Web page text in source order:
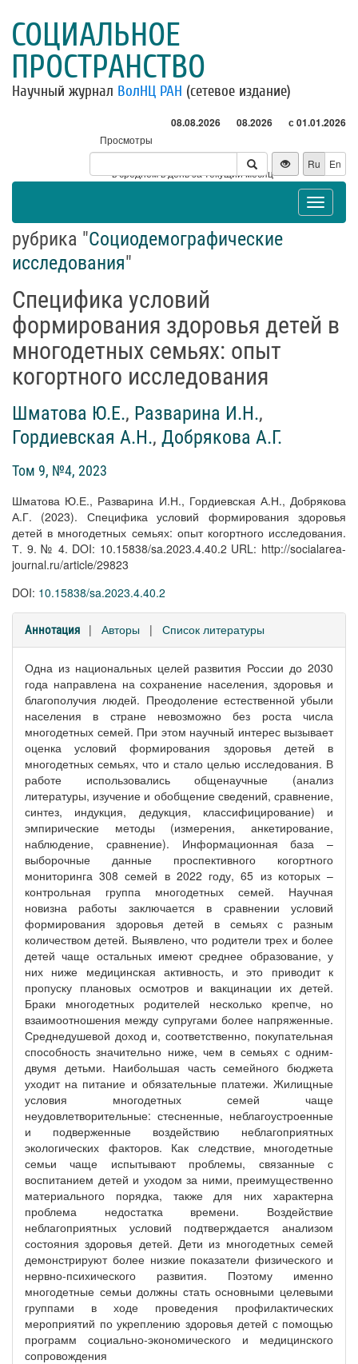
СОЦИАЛЬНОЕ
ПРОСТРАНСТВО
Научный журнал ВолНЦ РАН (сетевое издание)
08.08.2026 08.2026 с 01.01.2026
Просмотры
Посетители
* - в среднем в день за текущий месяц
Ru En
Toggle
рубрика "Социодемографические
исследования"
Специфика условий
формирования здоровья детей в
многодетных семьях: опыт
когортного исследования
Шматова Ю.Е., Разварина И.Н.,
Гордиевская А.Н., Добрякова А.Г.
Том 9, №4, 2023
Шматова Ю.Е., Разварина И.Н., Гордиевская А.Н., Добрякова
А.Г. (2023). Специфика условий формирования здоровья
детей в многодетных семьях: опыт когортного исследования.
Т. 9. № 4. DOI: 10.15838/sa.2023.4.40.2 URL: http://socialarea-
journal.ru/article/29823
DOI: 10.15838/sa.2023.4.40.2
Аннотация | Авторы | Список литературы
Одна из национальных целей развития России до 2030
года направлена на сохранение населения, здоровья и
благополучия людей. Преодоление естественной убыли
населения в стране невозможно без роста числа
многодетных семей. При этом научный интерес вызывает
оценка условий формирования здоровья детей в
многодетных семьях, что и стало целью исследования. В
работе использовались общенаучные (анализ
литературы, изучение и обобщение сведений, сравнение,
синтез, индукция, дедукция, классифицирование) и
эмпирические методы (измерения, анкетирование,
наблюдение, сравнение). Информационная база –
выборочные данные проспективного когортного
мониторинга 308 семей в 2022 году, 65 из которых –
контрольная группа многодетных семей. Научная
новизна работы заключается в сравнении условий
формирования здоровья детей в семьях с разным
количеством детей. Выявлено, что родители трех и более
детей чаще остальных имеют среднее образование, у
них ниже медицинская активность, и это приводит к
пропуску плановых осмотров и вакцинации их детей.
Браки многодетных родителей несколько крепче, но
взаимоотношения между супругами более напряженные.
Среднедушевой доход и, соответственно, покупательная
способность значительно ниже, чем в семьях с одним-
двумя детьми. Наибольшая часть семейного бюджета
уходит на питание и обязательные платежи. Жилищные
условия многодетных семей чаще
неудовлетворительные: стесненные, неблагоустроенные
и подверженные воздействию неблагоприятных
экологических факторов. Как следствие, многодетные
семьи чаще испытывают проблемы, связанные с
воспитанием детей и уходом за ними, преимущественно
материального порядка, также для них характерна
проблема недостатка времени. Воздействие
неблагоприятных условий подтверждается анализом
состояния здоровья детей. Дети из многодетных семей
демонстрируют более низкие показатели физического и
нервно-психического развития. Поэтому именно
многодетные семьи должны стать основными целевыми
группами в ходе проведения профилактических
мероприятий по укреплению здоровья детей с помощью
программ социально-экономического и медицинского
сопровождения